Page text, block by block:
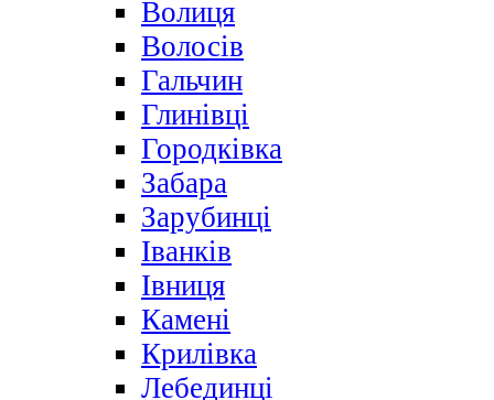
Волиця
Волосів
Гальчин
Глинівці
Городківка
Забара
Зарубинці
Іванків
Івниця
Камені
Крилівка
Лебединці